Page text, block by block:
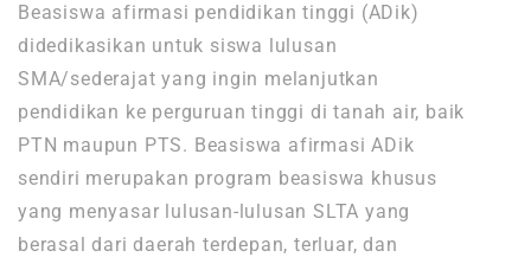
Beasiswa afirmasi pendidikan tinggi (ADik)
didedikasikan untuk siswa lulusan
SMA/sederajat yang ingin melanjutkan
pendidikan ke perguruan tinggi di tanah air, baik
PTN maupun PTS. Beasiswa afirmasi ADik
sendiri merupakan program beasiswa khusus
yang menyasar lulusan-lulusan SLTA yang
berasal dari daerah terdepan, terluar, dan